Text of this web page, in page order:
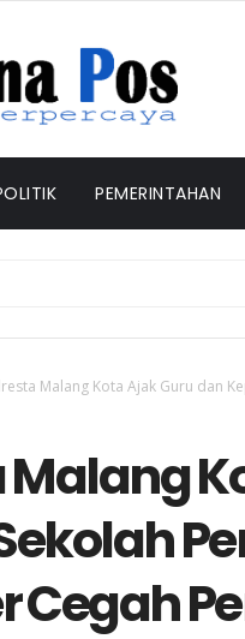
PEMERINTAHAN
Malang Kota Ajak Guru dan
Malang
Cegah